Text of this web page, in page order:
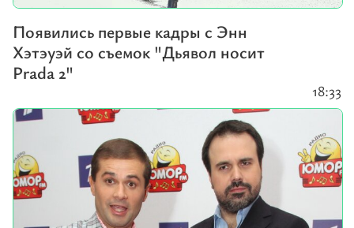
Появились первые кадры с Энн
Хэтэуэй со съемок "Дьявол носит
Prada 2"
18:33